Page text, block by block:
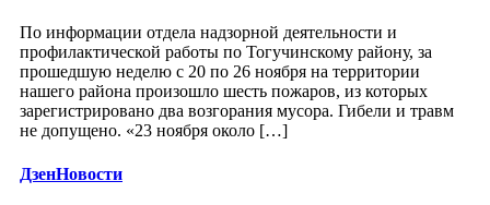
По информации отдела надзорной деятельности и
профилактической работы по Тогучинскому району, за
прошедшую неделю с 20 по 26 ноября на территории
нашего района произошло шесть пожаров, из которых
зарегистрировано два возгорания мусора. Гибели и травм
не допущено. «23 ноября около […]
ДзенНовости